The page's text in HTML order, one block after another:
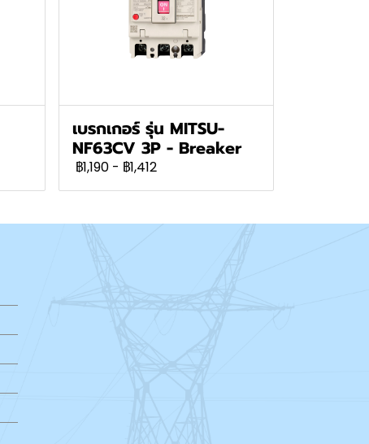
เบรกเกอร์ รุ่น MITSU-
NF63CV 3P - Breaker
฿1,190 - ฿1,412